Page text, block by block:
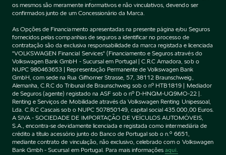
os mesmos são meramente informativos e não vinculativos, devendo ser
confirmados junto de um Concessionário da Marca.
As Opções de Financiamento apresentadas na presente página e/ou Seguros
fornecidos pelas companhias de seguros a identificar no processo de
contratação são da exclusiva responsabilidade da marca registada e licenciada
"VOLKSWAGEN Financial Services" (Financiamento e Seguros através do
Volkswagen Bank GmbH - Sucursal em Portugal | C.R.C Amadora, sob o
NUPC 980463653 | Representação Permanente de Volkswagen Bank
GmbH, com sede na Rua Gifhorner Strasse, 57, 38112 Braunschweig,
Alemanha, C.R.C do Tribunal de Braunschweig sob o nº HTB1819 | Mediador
de Seguros (agente) registado na ASF sob o nº D-HNQM-UQ9MO-22 |.
Renting e Serviços de Mobilidade através da Volkswagen Renting Unipessoal,
Lda. C.R.C Cascais sob o NUPC 507850149, capital social 435.000,00 Euros.
A SIVA - SOCIEDADE DE IMPORTAÇÃO DE VEÍCULOS AUTOMÓVEIS,
S.A., encontra-se devidamente licenciada e registada como intermediária de
crédito a título acessório junto do Banco de Portugal sob o n.º 6651,
mediante contrato de vinculação, não exclusivo, celebrado com o Volkswagen
Bank Gmbh - Sucursal em Portugal. Para mais informaçõesaqui.